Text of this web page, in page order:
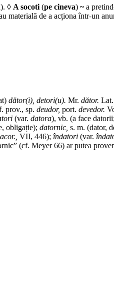
◊ A socoti (pe cineva) ~a
materială de a acționa într-un
dător(i), detori(u). Mr. dător. Lat.
prov., sp. deudor, port. devedor.
(var. datora), vb. (a face
obligație); datornic, s. m. (dator,
VII, 446); îndatori (var.
(cf. Meyer 66) ar putea